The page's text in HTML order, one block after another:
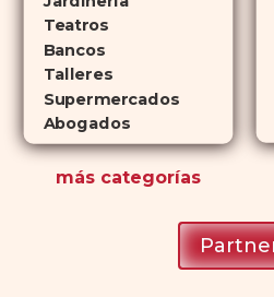
planificar sus actividades
románticas con antelación.
Teatros
Bancos
Talleres
Supermercados
Abogados
más categorías